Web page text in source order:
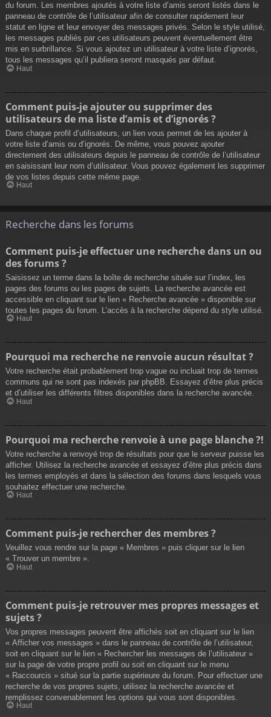
du forum. Les membres ajoutés à votre liste d’amis seront listés dans le
panneau de contrôle de l’utilisateur afin de consulter rapidement leur
statut en ligne et leur envoyer des messages privés. Selon le style utilisé,
les messages publiés par ces utilisateurs peuvent éventuellement être
mis en surbrillance. Si vous ajoutez un utilisateur à votre liste d’ignorés,
tous les messages qu’il publiera seront masqués par défaut.
Haut
Comment puis-je ajouter ou supprimer des
utilisateurs de ma liste d’amis et d’ignorés ?
Dans chaque profil d’utilisateurs, un lien vous permet de les ajouter à
votre liste d’amis ou d’ignorés. De même, vous pouvez ajouter
directement des utilisateurs depuis le panneau de contrôle de l’utilisateur
en saisissant leur nom d’utilisateur. Vous pouvez également les supprimer
de vos listes depuis cette même page.
Haut
Recherche dans les forums
Comment puis-je effectuer une recherche dans un ou
des forums ?
Saisissez un terme dans la boîte de recherche située sur l’index, les
pages des forums ou les pages de sujets. La recherche avancée est
accessible en cliquant sur le lien « Recherche avancée » disponible sur
toutes les pages du forum. L’accès à la recherche dépend du style utilisé.
Haut
Pourquoi ma recherche ne renvoie aucun résultat ?
Votre recherche était probablement trop vague ou incluait trop de termes
communs qui ne sont pas indexés par phpBB. Essayez d’être plus précis
et d’utiliser les différents filtres disponibles dans la recherche avancée.
Haut
Pourquoi ma recherche renvoie à une page blanche ?!
Votre recherche a renvoyé trop de résultats pour que le serveur puisse les
afficher. Utilisez la recherche avancée et essayez d’être plus précis dans
les termes employés et dans la sélection des forums dans lesquels vous
souhaitez effectuer une recherche.
Haut
Comment puis-je rechercher des membres ?
Veuillez vous rendre sur la page « Membres » puis cliquer sur le lien
« Trouver un membre ».
Haut
Comment puis-je retrouver mes propres messages et
sujets ?
Vos propres messages peuvent être affichés soit en cliquant sur le lien
« Afficher vos messages » dans le panneau de contrôle de l’utilisateur,
soit en cliquant sur le lien « Rechercher les messages de l’utilisateur »
sur la page de votre propre profil ou soit en cliquant sur le menu
« Raccourcis » situé sur la partie supérieure du forum. Pour effectuer une
recherche de vos propres sujets, utilisez la recherche avancée et
remplissez convenablement les options qui vous sont disponibles.
Haut